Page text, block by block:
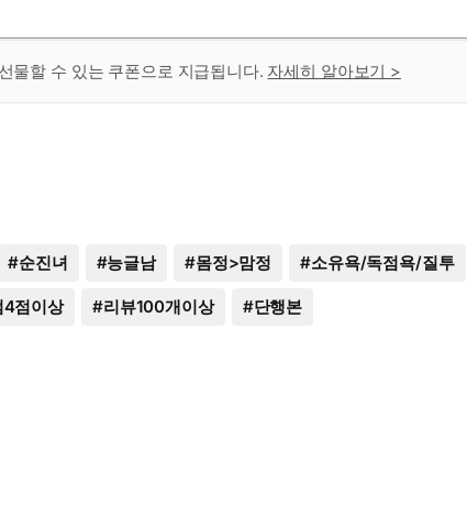
물할 수 있는 쿠폰으로 지급됩니다. 자세히 알아보기 >
#순진녀 #능글남 #몸정>맘정 #소유욕/독점욕/질투
4점이상 #리뷰100개이상 #단행본